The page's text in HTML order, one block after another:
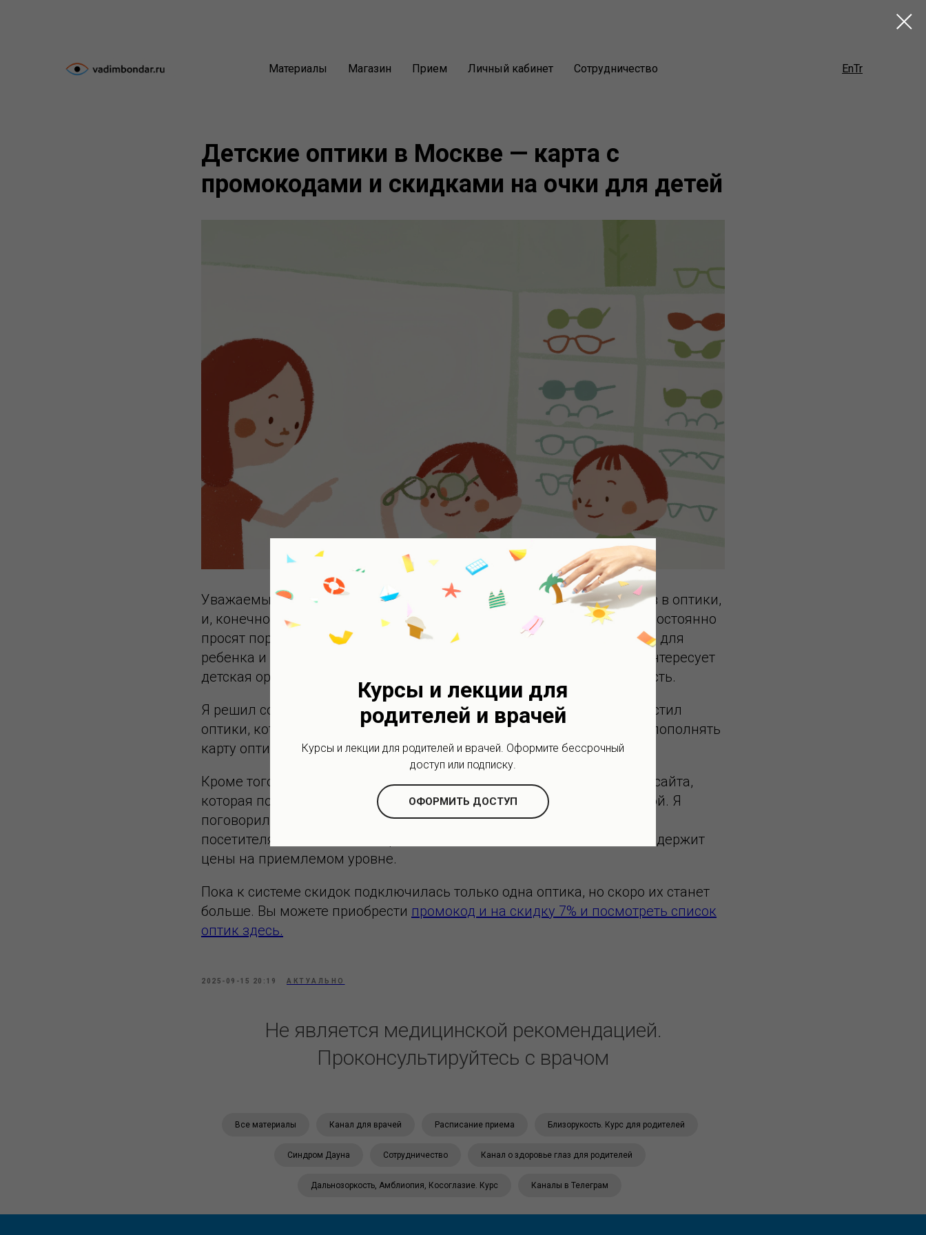
Материалы Магазин Прием Личный кабинет Сотрудничество EnTr
Детские оптики в Москве — карта с
промокодами и скидками на очки для детей
Уважаемые друзья. Офтальмологи постоянно направляют пациентов в оптики,
и, конечно, офтальмологи одни оптики выделяют, другие нет. Меня постоянно
просят порекомендовать оптику для ребенка, где можно купить очки для
ребенка и будет большой выбор оправ. Конечно, в первую очередь интересует
детская ориентация оптики, географическая и финансовая доступность.
Я решил создать
карту оптик. Я сделал страницу, на которой я разместил
оптики, которые готовы и отлично помогают детям с очками. Я буду пополнять
карту оптик и надеюсь не только Москвой.
Кроме того, возникла идея создать систему скидок для посетителей сайта,
которая поможет покупать «Очки под ключ» с фиксированной скидкой. Я
поговорил с владельцами оптик, и было решено давать скидку в 7%
посетителям нашего сайта при заказе очков, даже если оптика и так держит
цены на приемлемом уровне.
Пока к системе скидок подключилась только одна оптика, но скоро их станет
больше. Вы можете приобрести промокод и на скидку 7% и посмотреть список
оптик здесь.
2025-09-15 20:19 АКТУАЛЬНО
Не является медицинской рекомендацией.
Проконсультируйтесь с врачом
Все материалы Канал для врачей Расписание приема Близорукость. Курс для родителей
Синдром Дауна Сотрудничество Канал о здоровье глаз для родителей
Дальнозоркость, Амблиопия, Косоглазие. Курс Каналы в Телеграм
Курсы и лекции для
родителей и врачей
Курсы и лекции для родителей и врачей. Оформите бессрочный
доступ или подписку.
ОФОРМИТЬ ДОСТУП